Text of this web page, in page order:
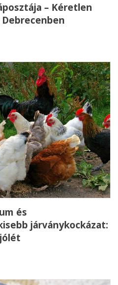
– Kéretlen
és
járványkockázat: